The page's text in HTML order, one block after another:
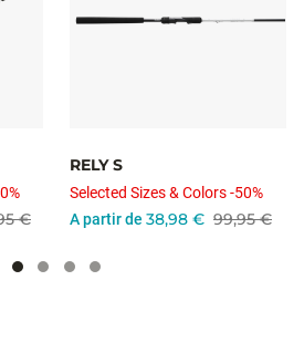
€
RELY S
Selected Sizes & Colors -50%
A partir de
99,95 €
38,98 €